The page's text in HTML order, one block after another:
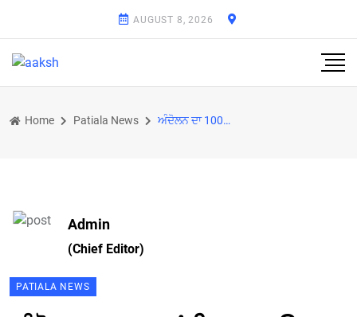
AUGUST 8, 2026
Home Patiala News ਅੰਦੋਲਨ ਦਾ 100ਵਾਂ ਦਿਨ ਮਨਾਉਣ ਸ਼ੰਭੂ ਬਾਰਡਰ ’ਤੇ ਪੰਜਾਬ, ਹਰਿਆਣਾ, ਹਿਮਾਚਲ, ਯੂਪੀ, ਉੱਤਰਾਖੰਡ ਤੇ ਰਾਜਸਥਾਨ ਤੋਂ ਪੁੱਜ
Admin
(Chief Editor)
PATIALA NEWS